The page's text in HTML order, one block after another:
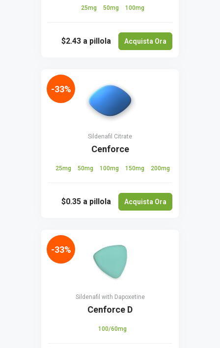
25mg 50mg 100mg
$2.43 a pillola Acquista Ora
Sildenafil Citrate
Cenforce
25mg 50mg 100mg 150mg 200mg
$0.35 a pillola Acquista Ora
-33%
Sildenafil with Dapoxetine
Cenforce D
100/60mg
-33%